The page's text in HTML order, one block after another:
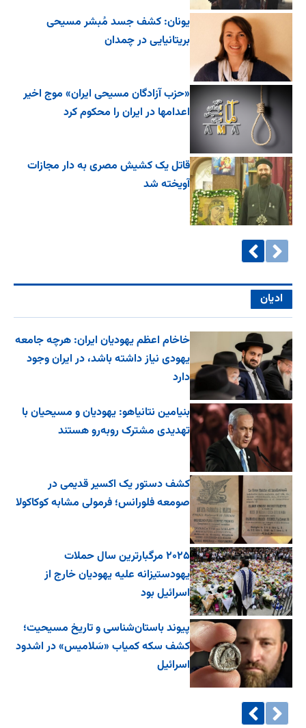
یونان: کشف جسد مُبشر مسیحی
بریتانیایی در چمدان
«حزب آزادگان مسیحی ایران» موج اخیر
اعدامها در ایران را محکوم کرد
قاتل یک کشیش مصری به دار مجازات
آویخته شد
ادیان
خاخام اعظم یهودیان ایران: هرچه جامعه
یهودی نیاز داشته باشد، در ایران وجود
دارد
بنیامین نتانیاهو: یهودیان و مسیحیان با
تهدیدی مشترک روبه‌رو هستند
کشف دستور یک اکسیر قدیمی در
صومعه فلورانس؛ فرمولی مشابه کوکاکولا
۲۰۲۵ مرگبارترین سال حملات
یهودستیزانه علیه یهودیان خارج از
اسرائیل بود
پیوند باستان‌شناسی و تاریخ مسیحیت؛
کشف سکه کمیاب «سَلامیس» در اشدود
اسرائیل